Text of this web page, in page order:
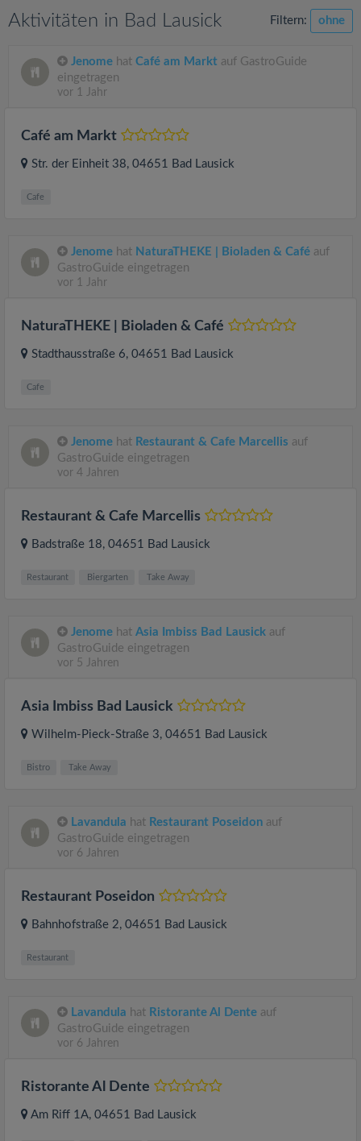
Aktivitäten in Bad Lausick Filtern: ohne
Jenome hat Café am Markt auf GastroGuide
eingetragen
vor 1 Jahr
Café am Markt
Str. der Einheit 38, 04651 Bad Lausick
Cafe
Jenome hat NaturaTHEKE | Bioladen & Café auf
GastroGuide eingetragen
vor 1 Jahr
NaturaTHEKE | Bioladen & Café
Stadthausstraße 6, 04651 Bad Lausick
Cafe
Jenome hat Restaurant & Cafe Marcellis auf
GastroGuide eingetragen
vor 4 Jahren
Restaurant & Cafe Marcellis
Badstraße 18, 04651 Bad Lausick
Restaurant Biergarten Take Away
Jenome hat Asia Imbiss Bad Lausick auf
GastroGuide eingetragen
vor 5 Jahren
Asia Imbiss Bad Lausick
Wilhelm-Pieck-Straße 3, 04651 Bad Lausick
Bistro Take Away
Lavandula hat Restaurant Poseidon auf
GastroGuide eingetragen
vor 6 Jahren
Restaurant Poseidon
Bahnhofstraße 2, 04651 Bad Lausick
Restaurant
Lavandula hat Ristorante Al Dente auf
GastroGuide eingetragen
vor 6 Jahren
Ristorante Al Dente
Am Riff 1A, 04651 Bad Lausick